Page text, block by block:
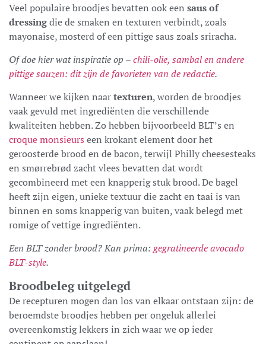
Veel populaire broodjes bevatten ook een saus of
dressingdie de smaken en texturen verbindt, zoals
mayonaise, mosterd of een pittige saus zoals sriracha.
Of doe hier wat inspiratie op –chili-olie, sambal en andere
pittige sauzen: dit zijn de favorieten van de redactie.
Wanneer we kijken naartexturen, worden de broodjes
vaak gevuld met ingrediënten die verschillende
kwaliteiten hebben. Zo hebben bijvoorbeeld BLT’s en
croque monsieurs een krokant element door het
geroosterde brood en de bacon, terwijl Philly cheesesteaks
en smørrebrød zacht vlees bevatten dat wordt
gecombineerd met een knapperig stuk brood. De bagel
heeft zijn eigen, unieke textuur die zacht en taai is van
binnen en soms knapperig van buiten, vaak belegd met
romige of vettige ingrediënten.
Een BLT zonder brood? Kan prima: gegratineerde avocado
BLT-style.
Broodbeleg uitgelegd
De recepturen mogen dan los van elkaar ontstaan zijn: de
beroemdste broodjes hebben per ongeluk allerlei
overeenkomstig lekkers in zich waar we op ieder